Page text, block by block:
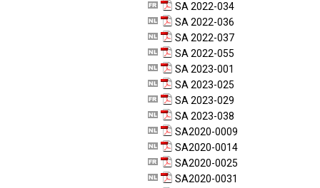
SA 2022-034
SA 2022-036
SA 2022-037
SA 2022-055
SA 2023-001
SA 2023-025
SA 2023-029
SA 2023-038
SA2020-0009
SA2020-0014
SA2020-0025
SA2020-0031